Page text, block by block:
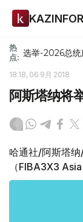
热
点: 选举-2026总统
18:18, 06 9月 2018
阿斯塔纳将
哈通社/阿斯塔
（FIBA3X3